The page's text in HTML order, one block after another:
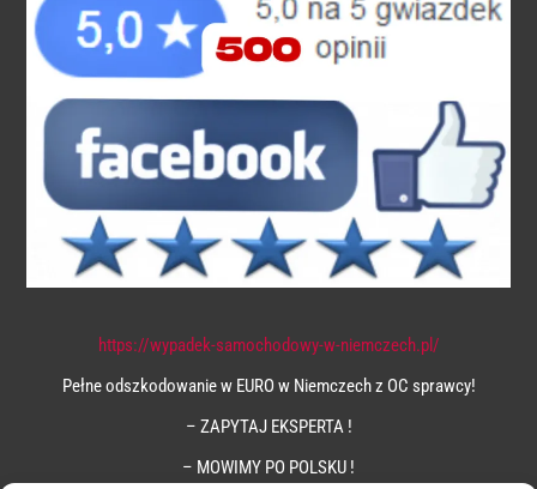
https://wypadek-samochodowy-w-niemczech.pl/
Pełne odszkodowanie w EURO w Niemczech z OC sprawcy!
– ZAPYTAJ EKSPERTA !
– MOWIMY PO POLSKU !